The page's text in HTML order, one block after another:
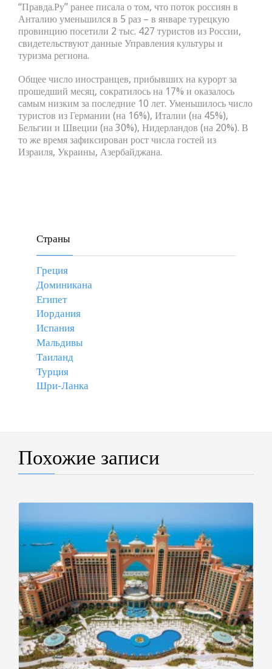
“Правда.Ру” ранее писала о том, что поток россиян в
Анталию уменьшился в 5 раз – в январе турецкую
провинцию посетили 2 тыс. 427 туристов из России,
свидетельствуют данные Управления культуры и
туризма региона.
Общее число иностранцев, прибывших на курорт за
прошедший месяц, сократилось на 17% и оказалось
самым низким за последние 10 лет. Уменьшилось число
туристов из Германии (на 16%), Италии (на 45%),
Бельгии и Швеции (на 30%), Нидерландов (на 20%). В
то же время зафиксирован рост числа гостей из
Израиля, Украины, Азербайджана.
Страны
Греция
Доминикана
Египет
Иордания
Испания
Мальдивы
Таиланд
Турция
Шри-Ланка
Похожие записи